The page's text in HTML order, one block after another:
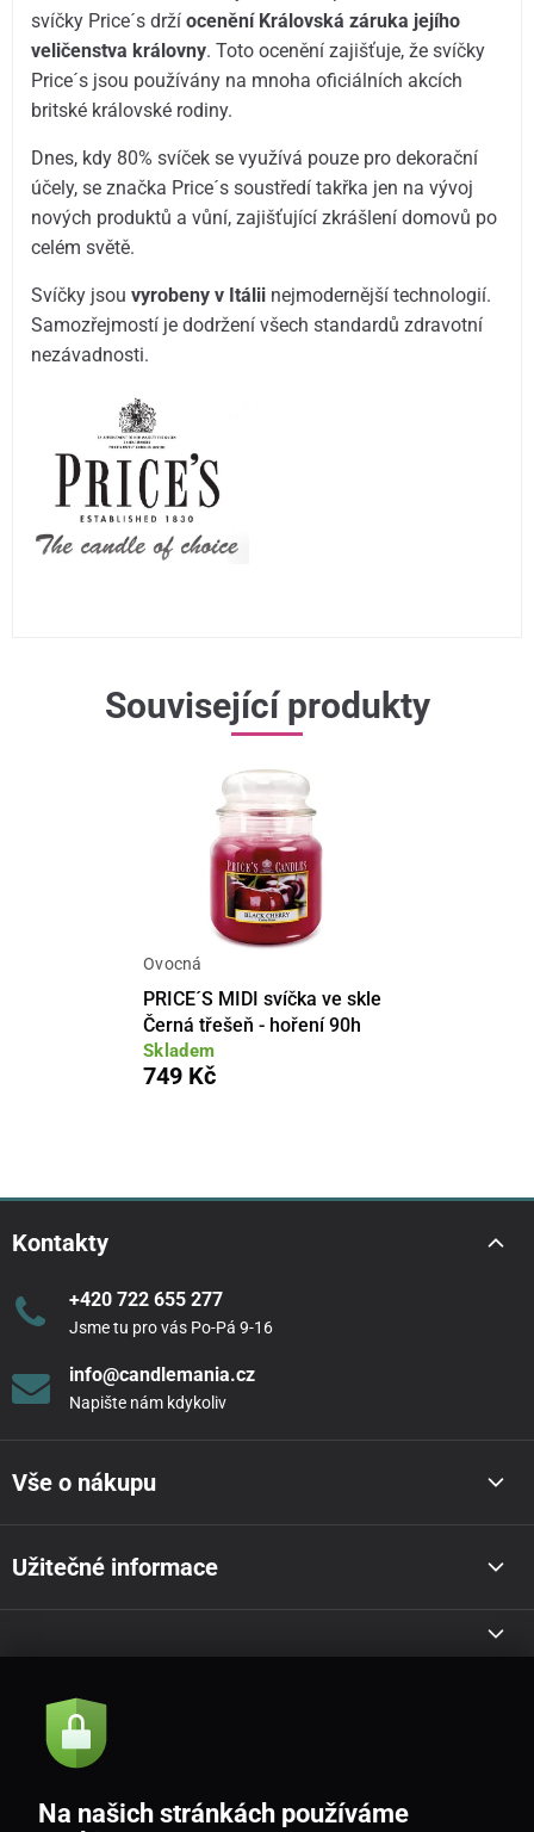
svíčky Price´s držíocenění Královská záruka jejího
veličenstva královny. Toto ocenění zajišťuje, že svíčky
Price´s jsou používány na mnoha oficiálních akcích
britské královské rodiny.
Dnes, kdy 80% svíček se využívá pouze pro dekorační
účely, se značka Price´s soustředí takřka jen na vývoj
nových produktů a vůní, zajišťující zkrášlení domovů po
celém světě.
Svíčky jsouvyrobeny v Itálii nejmodernější technologií.
Samozřejmostí je dodržení všech standardů zdravotní
nezávadnosti.
Související produkty
Ovocná
PRICE´S MIDI svíčka ve skle
Černá třešeň - hoření 90h
Skladem
749 Kč
Kontakty
+420 722 655 277
Jsme tu pro vás Po-Pá 9-16
info@candlemania.cz
Napište nám kdykoliv
Vše o nákupu
Užitečné informace
Akce a novinky e-mailem
Souhlasím sezásadami zpracování osobních údajů
Na našich stránkách používáme